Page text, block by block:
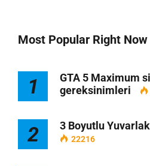
Most Popular Right Now
1
GTA 5 Maximum
gereksinimleri
2 3 Boyutlu
22216